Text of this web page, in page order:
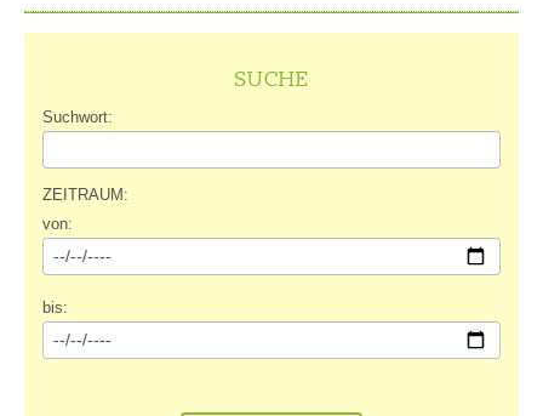
SUCHE
Suchwort:
ZEITRAUM:
von:
bis: